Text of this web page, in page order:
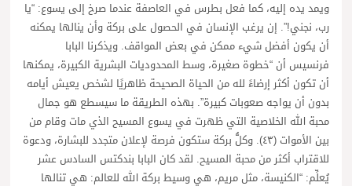
ويمد يده إليه، كما فعل بطرس في العاصفة عندما صرخ إلى يسوع: “يا
رب، نجني!”. إن يرغب الإنسان في الحصول على بركة وأن ينالها يمكنه
أن يكون أفضل شيء ممكن في بعض المواقف. ويذكرنا البابا
فرنسيس أن “خطوة صغيرة، وسط المحدوديات البشرية الكبيرة، يمكنها
أن تكون أكثر إرضاءً لله من الحياة الصحيحة ظاهريًا لشخص يعيش أيامه
بدون أن يواجه صعوبات كبيرة”. بهذه الطريقة ما سيسطع هو جمال
محبة الله الخلاصية التي ظهرت في يسوع المسيح الذي مات وقام من
بين الأموات (٤٣). وكلُّ بركة ستكون فرصة لإعلان متجدد للبشارة، ودعوة
للاقتراب أكثر من محبة المسيح. لقد كان البابا بندكتس السادس عشر
يُعلِّم: “الكنيسة، مثل مريم، هي وسيط بركة الله للعالم: هي تنالها